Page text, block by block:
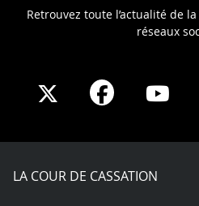
Retrouvez toute l’actualité de
réseaux
Share
X
Share
Facebook
LA COUR DE CASSATION